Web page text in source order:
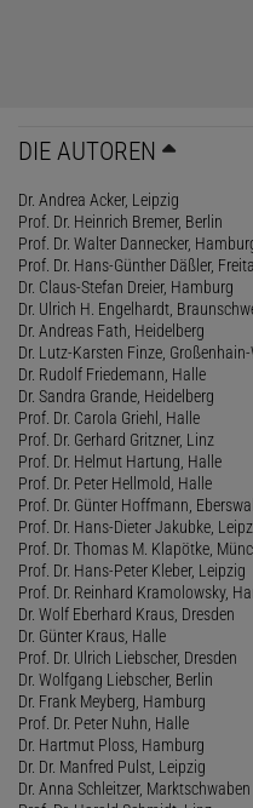
DIE AUTOREN
Dr. Andrea Acker, Leipzig
Prof. Dr. Heinrich Bremer, Berlin
Prof. Dr. Walter Dannecker,
Prof. Dr. Hans-Günther Däßler,
Dr. Claus-Stefan Dreier, Hamburg
Dr. Ulrich H. Engelhardt,
Dr. Andreas Fath, Heidelberg
Dr. Lutz-Karsten Finze,
Dr. Rudolf Friedemann, Halle
Dr. Sandra Grande, Heidelberg
Prof. Dr. Carola Griehl, Halle
Prof. Dr. Gerhard Gritzner, Linz
Prof. Dr. Helmut Hartung, Halle
Prof. Dr. Peter Hellmold, Halle
Prof. Dr. Günter Hoffmann,
Prof. Dr. Hans-Dieter Jakubke,
Prof. Dr. Thomas M. Klapötke,
Prof. Dr. Hans-Peter Kleber, Leipzig
Prof. Dr. Reinhard Kramolowsky,
Dr. Wolf Eberhard Kraus, Dresden
Dr. Günter Kraus, Halle
Prof. Dr. Ulrich Liebscher, Dresden
Dr. Wolfgang Liebscher, Berlin
Dr. Frank Meyberg, Hamburg
Prof. Dr. Peter Nuhn, Halle
Dr. Hartmut Ploss, Hamburg
Dr. Dr. Manfred Pulst, Leipzig
Dr. Anna Schleitzer, Marktschwaben